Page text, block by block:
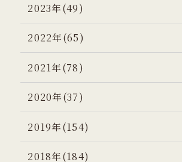
2023年(49)
2022年(65)
2021年(78)
2020年(37)
2019年(154)
2018年(184)